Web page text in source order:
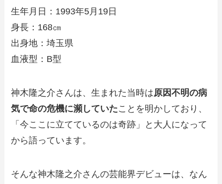
生年月日：1993年5月19日
身長：168㎝
出身地：埼玉県
血液型：B型
神木隆之介さんは、生まれた当時は原因不明の病
気で命の危機に瀕していたことを明かしており、
「今ここに立てているのは奇跡」と大人になって
から語っています。
そんな神木隆之介さんの芸能界デビューは、なん